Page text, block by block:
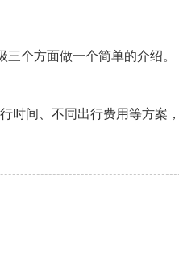
个方面做一个简单的介绍。
间、不同出行费用等方案